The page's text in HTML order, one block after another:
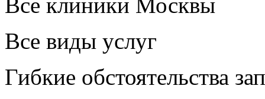
Все виды услуг
Гибкие обстоятельства